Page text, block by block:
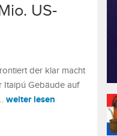
US-
der klar macht
Itaipú Gebäude auf
weiter lesen